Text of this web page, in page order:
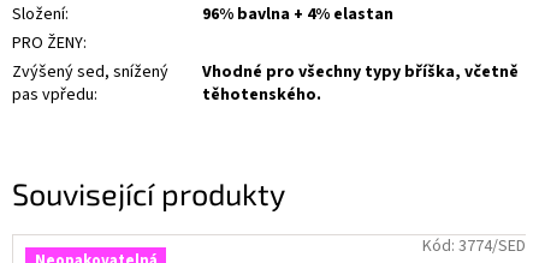
Související produkty
Kód: 3774/SED
Složení:
96% bavlna + 4% elastan
PRO ŽENY:
Zvýšený sed, snížený
pas vpředu:
Vhodné pro všechny typy bříška, včetně
těhotenského.